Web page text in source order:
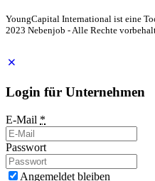
YoungCapital International ist eine
2023 Nebenjob - Alle Rechte
Login für Unternehmen
E-Mail *
Passwort
Angemeldet bleiben